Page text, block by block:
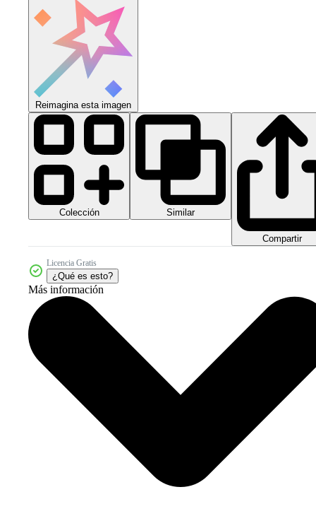
Reimagina esta imagen
Colección Similar
Compartir
Licencia Gratis
¿Qué es esto?
Más información